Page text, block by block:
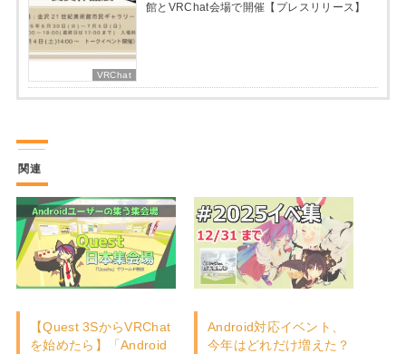
VRChat
館とVRChat会場で開催【プレスリリース】
関連
【Quest 3SからVRChat
を始めたら】「Android
Android対応イベント、
今年はどれだけ増えた？